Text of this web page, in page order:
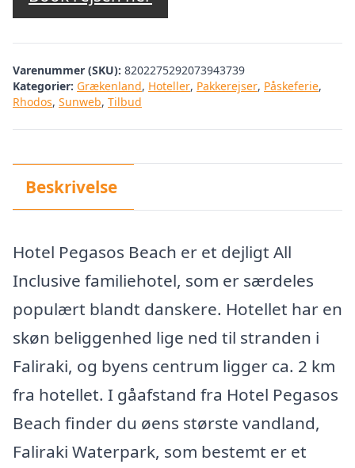
var:
kr. 4.589,11.kr. 4.090,00.
Varenummer (SKU): 8202275292073943739
Kategorier: Grækenland, Hoteller, Pakkerejser, Påskeferie,
Rhodos, Sunweb, Tilbud
Beskrivelse
Hotel Pegasos Beach er et dejligt All
Inclusive familiehotel, som er særdeles
populært blandt danskere. Hotellet har en
skøn beliggenhed lige ned til stranden i
Faliraki, og byens centrum ligger ca. 2 km
fra hotellet. I gåafstand fra Hotel Pegasos
Beach finder du øens største vandland,
Faliraki Waterpark, som bestemt er et